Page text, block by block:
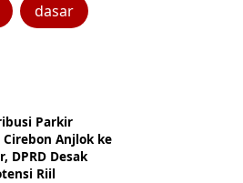
dasar
Parkir
Anjlok ke
DPRD Desak
Riil